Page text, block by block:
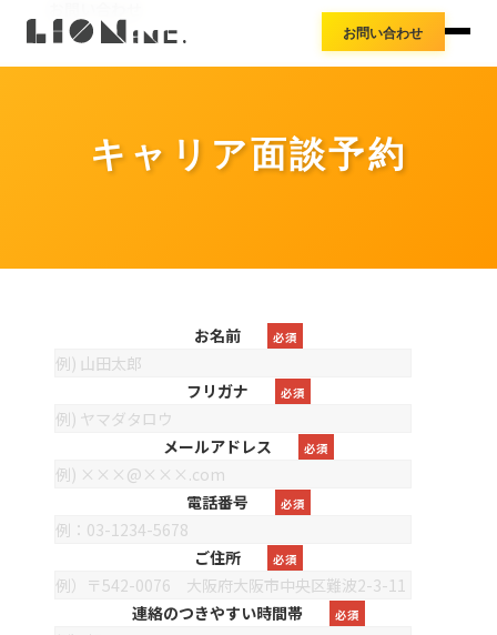
お問い合わせ
アクセス
導入事例
キャリア面談予約
お名前 必須
フリガナ 必須
メールアドレス 必須
電話番号 必須
ご住所 必須
連絡のつきやすい時間帯 必須